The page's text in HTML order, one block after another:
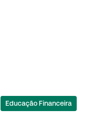
Educação Financeira